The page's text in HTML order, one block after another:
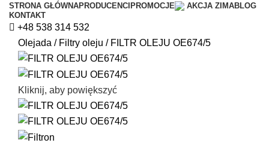
STRONA GŁÓWNAPRODUCENCIPROMOCJE AKCJA ZIMABLOG
KONTAKT
+48 538 314 532
Olejada / Filtry oleju / FILTR OLEJU OE674/5
Kliknij, aby powiększyć